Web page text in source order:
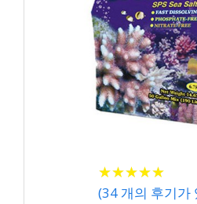
★★★★★
★★★★★
(34개의 후기가